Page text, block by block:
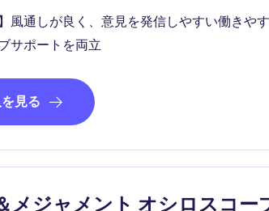
風通しが良く、意見を発信しやすい働きや
サポートを両立
見る
メジャメント オシロスコー